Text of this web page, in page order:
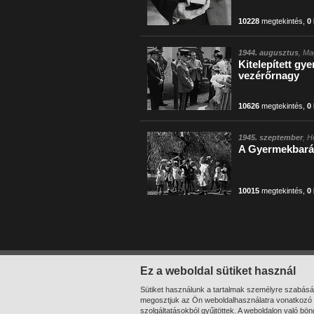
10228megtekintés 0
1944. augusztus,
Kitelepített
vezérőrnagy
10626megtekintés 0
1945. szeptember,
A
10015megtekintés 0
Ez a weboldal sütiket használ
Sütiket használunk a tartalmak személyre
megosztjuk az Ön weboldalhasználatra
szolgáltatásokból gyűjtöttek. A weboldalon való